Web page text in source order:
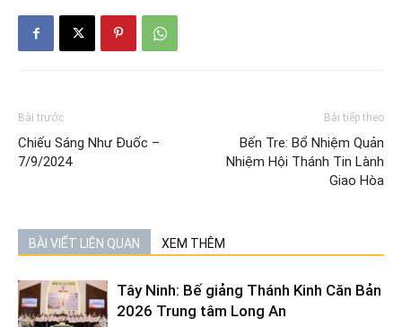
Bài trước
Chiếu Sáng Như Đuốc –
7/9/2024
Bài tiếp theo
Bến Tre: Bổ Nhiệm Quản
Nhiệm Hội Thánh Tin Lành
Giao Hòa
BÀI VIẾT LIÊN QUAN XEM THÊM
Tây Ninh: Bế giảng Thánh Kinh Căn Bản
2026 Trung tâm Long An